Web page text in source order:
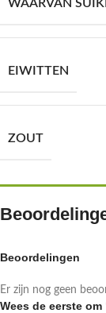
WAARVAN
EIWITTEN
ZOUT
Beoordelingen
Er zijn nog geen
Wees de eerste